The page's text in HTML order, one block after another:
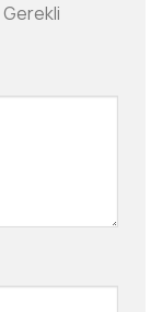
Gerekli